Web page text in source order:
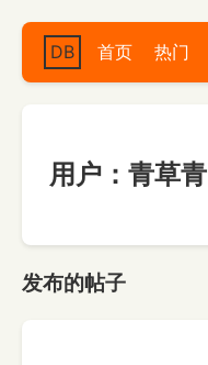
DB 首页 热门
用户：青草青
发布的帖子